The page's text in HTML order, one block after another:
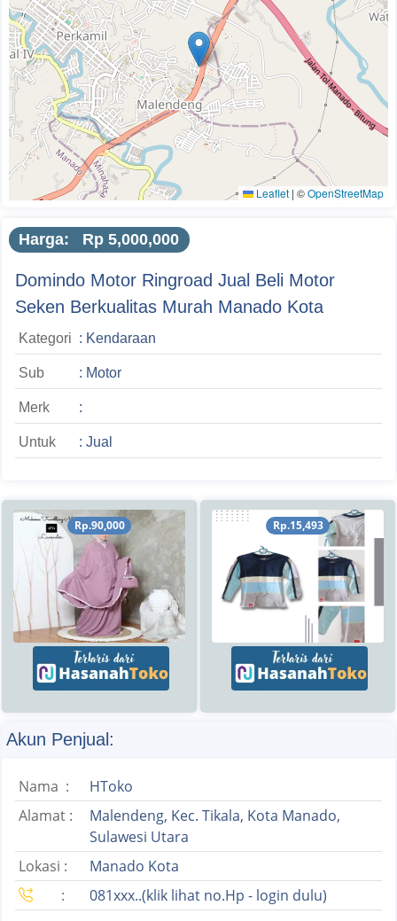
Leaflet | ©OpenStreetMap
Harga: Rp 5,000,000
Domindo Motor Ringroad Jual Beli Motor
Seken Berkualitas Murah Manado Kota
Kategori : Kendaraan
Sub : Motor
Merk :
Untuk : Jual
Rp.90,000 Rp.15,493
Akun Penjual:
Nama :
HToko
Alamat :
Malendeng, Kec. Tikala, Kota Manado,
Sulawesi Utara
Lokasi :
Manado Kota
:
081xxx..(klik lihat no.Hp - login dulu)